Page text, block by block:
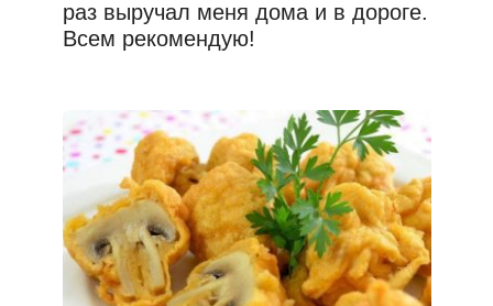
раз выручал меня дома и в дороге.
Всем рекомендую!